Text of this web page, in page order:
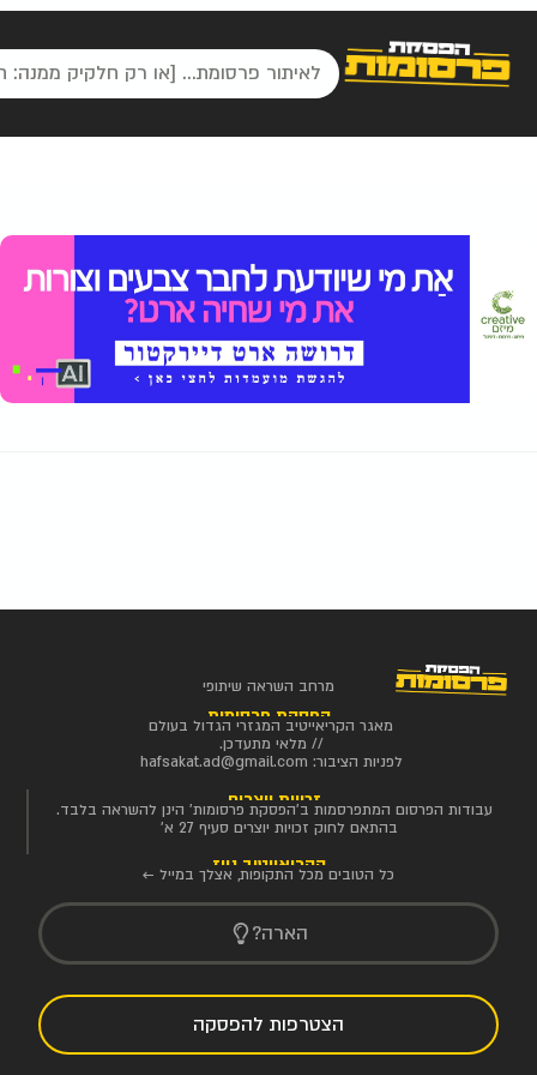
מרחב השראה שיתופי
הפסקת פרסומות
מאגר הקריאייטיב המגזרי הגדול בעולם
// מלאי מתעדכן.
לפניות הציבור: hafsakat.ad@gmail.com
זכויות יוצרים
עבודות הפרסום המתפרסמות ב'הפסקת פרסומות' הינן להשראה בלבד.
בהתאם לחוק זכויות יוצרים סעיף 27 א'
הקריאייטיב ניוז
כל הטובים מכל התקופות, אצלך במייל ←
הארה?
הצטרפות להפסקה